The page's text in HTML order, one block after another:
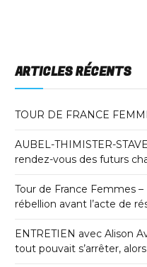
ARTICLES RÉCENTS
TOUR DE FRANCE
AUBEL-THIMISTER-
rendez-vous des futurs
Tour de France Femmes
rébellion avant l’acte de
ENTRETIEN avec Alison
tout pouvait s’arrêter,